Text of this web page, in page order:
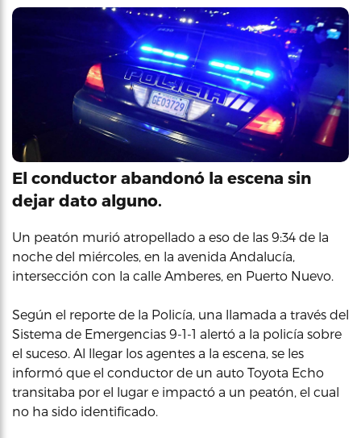
El conductor abandonó la escena sin
dejar dato alguno.
Un peatón murió atropellado a eso de las 9:34 de la
noche del miércoles, en la avenida Andalucía,
intersección con la calle Amberes, en Puerto Nuevo.
Según el reporte de la Policía, una llamada a través del
Sistema de Emergencias 9-1-1 alertó a la policía sobre
el suceso. Al llegar los agentes a la escena, se les
informó que el conductor de un auto Toyota Echo
transitaba por el lugar e impactó a un peatón, el cual
no ha sido identificado.